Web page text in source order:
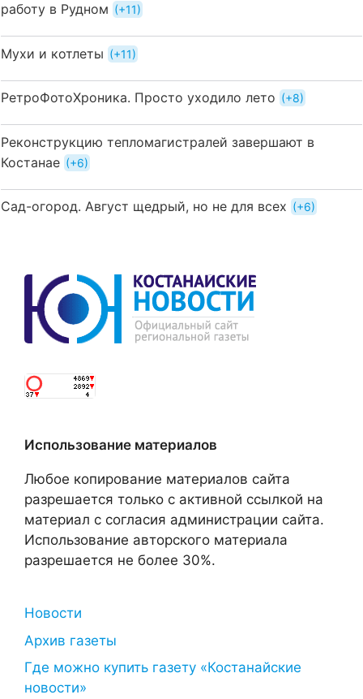
работу в Рудном
+11
Мухи и котлеты +11
РетроФотоХроника. Просто уходило лето +8
Реконструкцию тепломагистралей завершают в
Костанае
+6
Сад-огород. Август щедрый, но не для всех +6
Использование материалов
Любое копирование материалов сайта
разрешается только с активной ссылкой на
материал с согласия администрации сайта.
Использование авторского материала
разрешается не более 30%.
Новости
Архив газеты
Где можно купить газету «Костанайские
новости»